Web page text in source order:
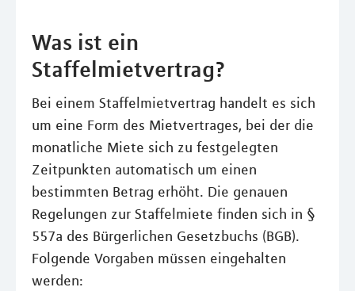
Was ist ein
Staffelmietvertrag?
Bei einem Staffelmietvertrag handelt es sich
um eine Form des Mietvertrages, bei der die
monatliche Miete sich zu festgelegten
Zeitpunkten automatisch um einen
bestimmten Betrag erhöht. Die genauen
Regelungen zur Staffelmiete finden sich in §
557a des Bürgerlichen Gesetzbuchs (BGB).
Folgende Vorgaben müssen eingehalten
werden: